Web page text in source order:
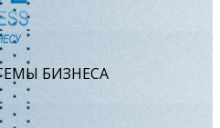
БИЗНЕСА